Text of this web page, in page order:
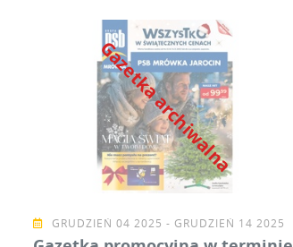
Gazetka archiwalna
GRUDZIEŃ 04 2025 - GRUDZIEŃ 14 2025